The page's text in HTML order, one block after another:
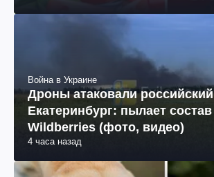
Война в Украине
Дроны атаковали российский
Екатеринбург: пылает состав
Wildberries (фото, видео)
4 часа назад